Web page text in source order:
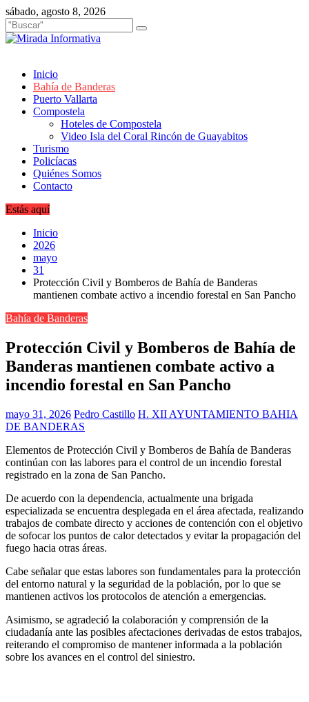
Saltar
al
contenido
sábado, agosto 8, 2026
Inicio
Bahía de Banderas
Puerto Vallarta
Compostela
Hoteles de Compostela
Video Isla del Coral Rincón de Guayabitos
Turismo
Policíacas
Quiénes Somos
Contacto
Estás aquí
Inicio
2026
mayo
31
Protección Civil y Bomberos de Bahía de Banderas
mantienen combate activo a incendio forestal en San Pancho
Bahía de Banderas
Protección Civil y Bomberos de Bahía de
Banderas mantienen combate activo a
incendio forestal en San Pancho
mayo 31, 2026 Pedro Castillo H. XII AYUNTAMIENTO BAHIA
DE BANDERAS
Elementos de Protección Civil y Bomberos de Bahía de Banderas
continúan con las labores para el control de un incendio forestal
registrado en la zona de San Pancho.
De acuerdo con la dependencia, actualmente una brigada
especializada se encuentra desplegada en el área afectada, realizando
trabajos de combate directo y acciones de contención con el objetivo
de sofocar los puntos de calor detectados y evitar la propagación del
fuego hacia otras áreas.
Cabe señalar que estas labores son fundamentales para la protección
del entorno natural y la seguridad de la población, por lo que se
mantienen activos los protocolos de atención a emergencias.
Asimismo, se agradeció la colaboración y comprensión de la
ciudadanía ante las posibles afectaciones derivadas de estos trabajos,
reiterando el compromiso de mantener informada a la población
sobre los avances en el control del siniestro.